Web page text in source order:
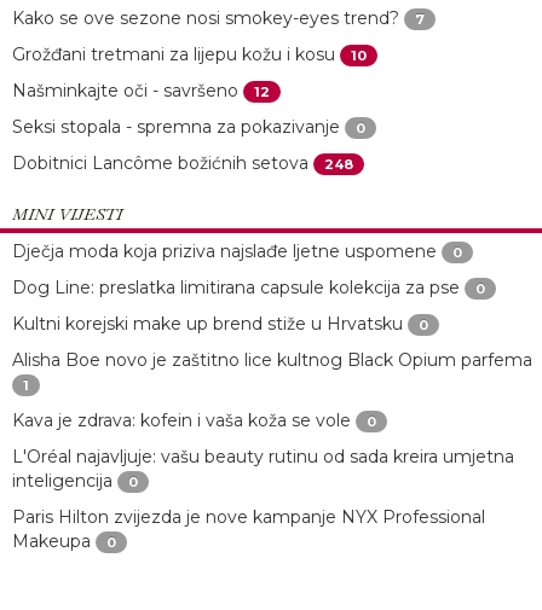
Kako se ove sezone nosi smokey-eyes trend? 7
Grožđani tretmani za lijepu kožu i kosu 10
Našminkajte oči - savršeno 12
Seksi stopala - spremna za pokazivanje 0
Dobitnici Lancôme božićnih setova 248
MINI VIJESTI
Dječja moda koja priziva najslađe ljetne uspomene
0
Dog Line: preslatka limitirana capsule kolekcija za pse 0
Kultni korejski make up brend stiže u Hrvatsku 0
Alisha Boe novo je zaštitno lice kultnog Black Opium parfema
1
Kava je zdrava: kofein i vaša koža se vole 0
L'Oréal najavljuje: vašu beauty rutinu od sada kreira umjetna
inteligencija
0
Paris Hilton zvijezda je nove kampanje NYX Professional
Makeupa
0